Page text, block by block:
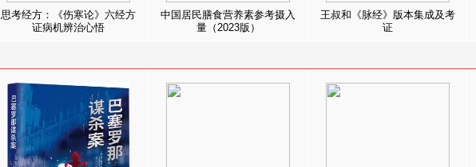
思考经方：《伤寒论》六经方
证病机辨治心悟
中国居民膳食营养素参考摄入
量（2023版）
王叔和《脉经》版本集成及考
证